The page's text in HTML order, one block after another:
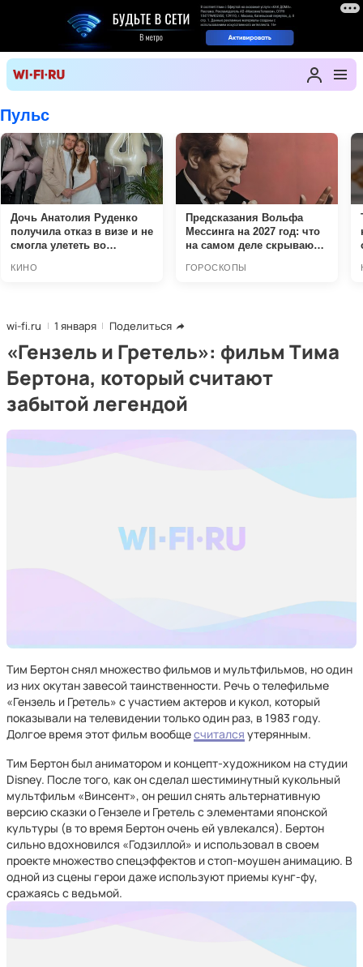
wi-fi.ru 1 января Поделиться
«Гензель и Гретель»: фильм Тима
Бертона, который считают
забытой легендой
Тим Бертон снял множество фильмов и мультфильмов, но один
из них окутан завесой таинственности. Речь о телефильме
«Гензель и Гретель» с участием актеров и кукол, который
показывали на телевидении только один раз, в 1983 году.
Долгое время этот фильм вообщесчитался утерянным.
Тим Бертон был аниматором и концепт-художником на студии
Disney. После того, как он сделал шестиминутный кукольный
мультфильм «Винсент», он решил снять альтернативную
версию сказки о Гензеле и Гретель с элементами японской
культуры (в то время Бертон очень ей увлекался). Бертон
сильно вдохновился «Годзиллой» и использовал в своем
проекте множество спецэффектов и стоп-моушен анимацию. В
одной из сцены герои даже используют приемы кунг-фу,
сражаясь с ведьмой.